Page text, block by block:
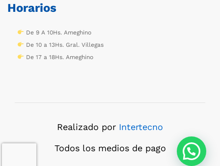
Horarios
De 9 A 10Hs. Ameghino
De 10 a 13Hs. Gral. Villegas
De 17 a 18Hs. Ameghino
Realizado por Intertecno
Todos los medios de pago